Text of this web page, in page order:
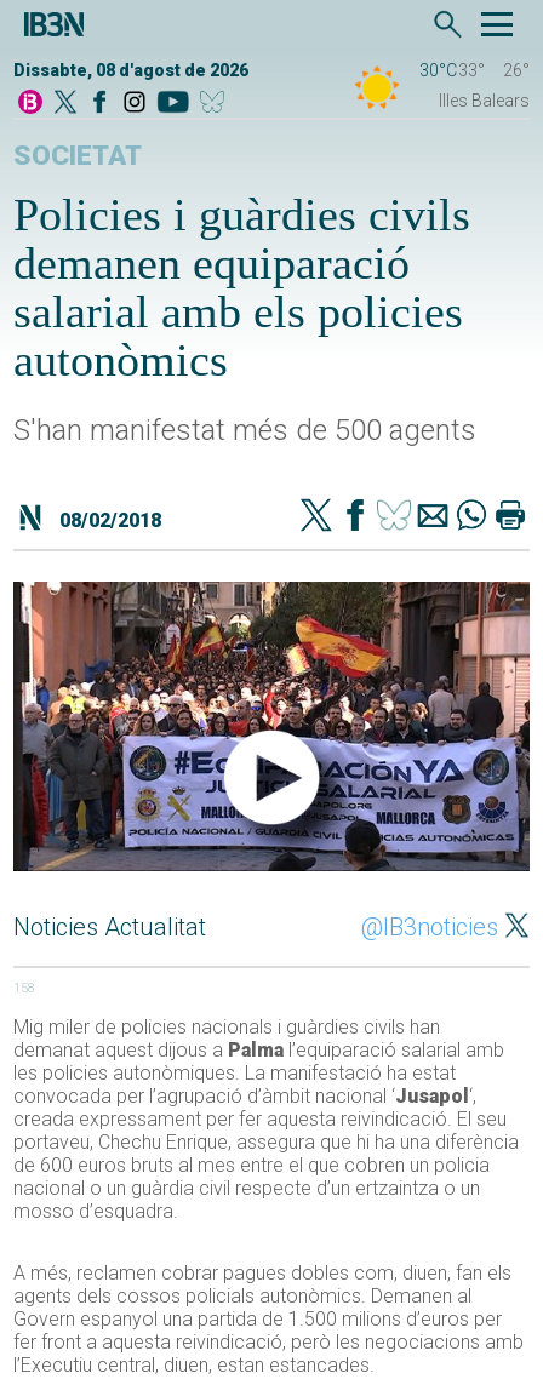
Dissabte, 08 d'agost de 2026 30°C33°
26°
Illes Balears
SOCIETAT
Policies i guàrdies civils
demanen equiparació
salarial amb els policies
autonòmics
S'han manifestat més de 500 agents
08/02/2018
Noticies Actualitat @IB3noticies
158
Mig miler de policies nacionals i guàrdies civils han
demanat aquest dijous a Palma l’equiparació salarial amb
les policies autonòmiques. La manifestació ha estat
convocada per l’agrupació d’àmbit nacional ‘Jusapol ‘,
creada expressament per fer aquesta reivindicació. El seu
portaveu, Chechu Enrique, assegura que hi ha una diferència
de 600 euros bruts al mes entre el que cobren un policia
nacional o un guàrdia civil respecte d’un ertzaintza o un
mosso d’esquadra.
A més, reclamen cobrar pagues dobles com, diuen, fan els
agents dels cossos policials autonòmics. Demanen al
Govern espanyol una partida de 1.500 milions d’euros per
fer front a aquesta reivindicació, però les negociacions amb
l’Executiu central, diuen, estan estancades.